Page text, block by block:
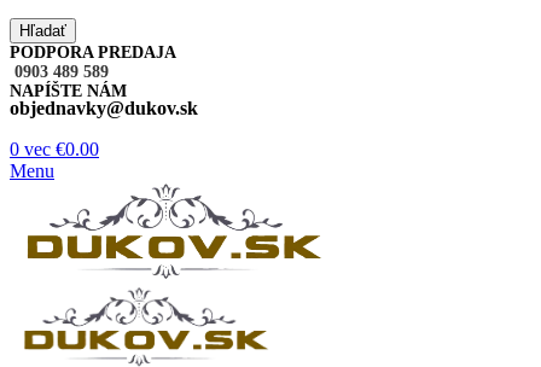
Hľadať
PODPORA PREDAJA
0903 489 589
NAPÍŠTE NÁM
objednavky@dukov.sk
0 vec €0.00
Menu